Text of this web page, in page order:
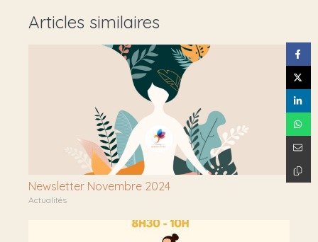
Articles similaires
Newsletter Novembre 2024
Actualités